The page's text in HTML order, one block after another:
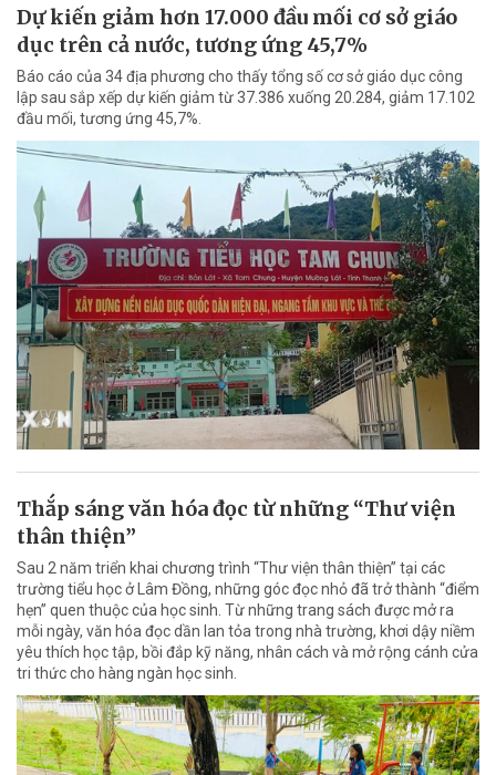
Dự kiến giảm hơn 17.000 đầu mối cơ sở giáo
dục trên cả nước, tương ứng 45,7%
Báo cáo của 34 địa phương cho thấy tổng số cơ sở giáo dục công
lập sau sắp xếp dự kiến giảm từ 37.386 xuống 20.284, giảm 17.102
đầu mối, tương ứng 45,7%.
Thắp sáng văn hóa đọc từ những “Thư viện
thân thiện”
Sau 2 năm triển khai chương trình “Thư viện thân thiện” tại các
trường tiểu học ở Lâm Đồng, những góc đọc nhỏ đã trở thành “điểm
hẹn” quen thuộc của học sinh. Từ những trang sách được mở ra
mỗi ngày, văn hóa đọc dần lan tỏa trong nhà trường, khơi dậy niềm
yêu thích học tập, bồi đắp kỹ năng, nhân cách và mở rộng cánh cửa
tri thức cho hàng ngàn học sinh.